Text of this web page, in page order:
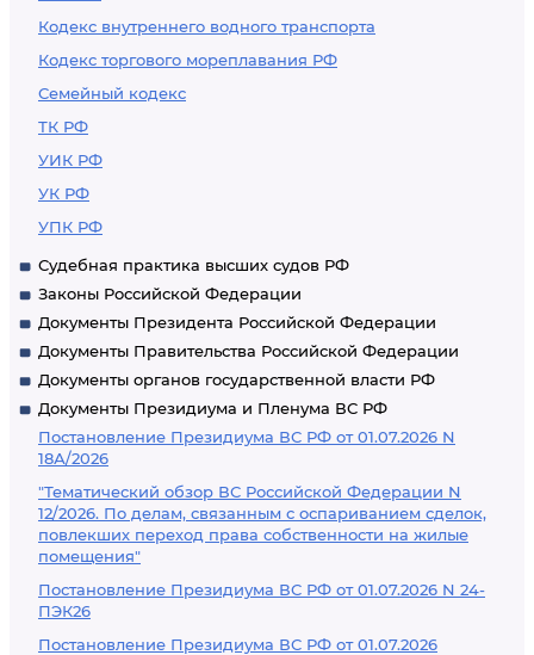
Кодекс внутреннего водного транспорта
Кодекс торгового мореплавания РФ
Семейный кодекс
ТК РФ
УИК РФ
УК РФ
УПК РФ
Судебная практика высших судов РФ
Законы Российской Федерации
Документы Президента Российской Федерации
Документы Правительства Российской Федерации
Документы органов государственной власти РФ
Документы Президиума и Пленума ВС РФ
Постановление Президиума ВС РФ от 01.07.2026 N
18А/2026
"Тематический обзор ВС Российской Федерации N
12/2026. По делам, связанным с оспариванием сделок,
повлекших переход права собственности на жилые
помещения"
Постановление Президиума ВС РФ от 01.07.2026 N 24-
ПЭК26
Постановление Президиума ВС РФ от 01.07.2026